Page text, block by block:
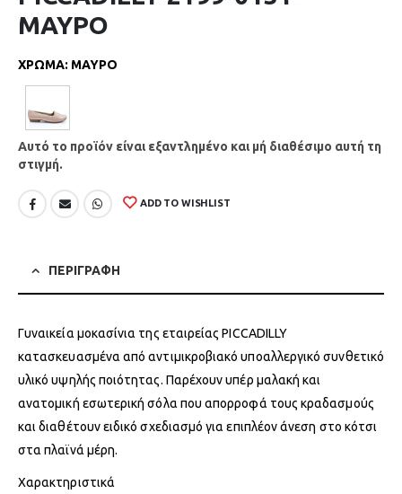
ΜΑΥΡΟ
ΧΡΩΜΑ: ΜΑΥΡΟ
Αυτό το προϊόν είναι εξαντλημένο και μή διαθέσιμο αυτή τη
στιγμή.
ADD TO WISHLIST
ΠΕΡΙΓΡΑΦΗ
Γυναικεία μοκασίνια της εταιρείας PICCADILLY
κατασκευασμένα από αντιμικροβιακό υποαλλεργικό συνθετικό
υλικό υψηλής ποιότητας. Παρέχουν υπέρ μαλακή και
ανατομική εσωτερική σόλα που απορροφά τους κραδασμούς
και διαθέτουν ειδικό σχεδιασμό για επιπλέον άνεση στο κότσι
στα πλαϊνά μέρη.
Χαρακτηριστικά